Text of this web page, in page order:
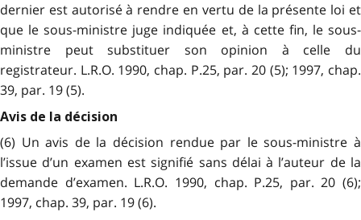
dernier est autorisé à rendre en vertu de la présente loi et
que le sous-ministre juge indiquée et, à cette fin, le sous-
ministre peut substituer son opinion à celle du
registrateur. L.R.O. 1990, chap. P.25, par. 20 (5); 1997, chap.
39, par. 19 (5).
Avis de la décision
(6) Un avis de la décision rendue par le sous-ministre à
l’issue d’un examen est signifié sans délai à l’auteur de la
demande d’examen. L.R.O. 1990, chap. P.25, par. 20 (6);
1997, chap. 39, par. 19 (6).